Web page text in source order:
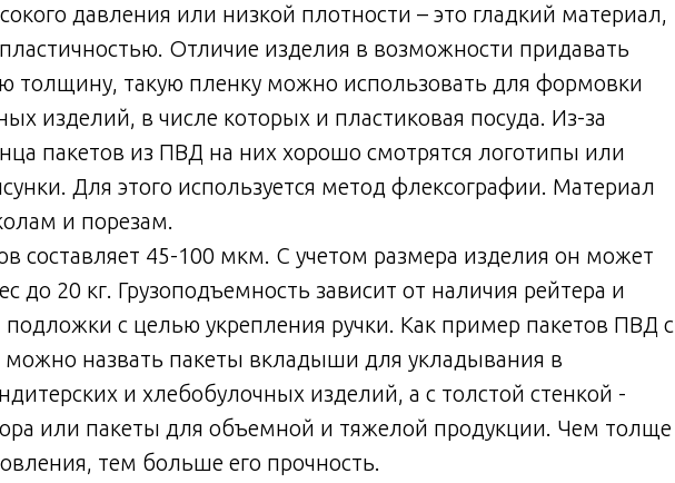
давления или низкой плотности – это гладкий материал,
Отличие изделия в возможности придавать
толщину, такую пленку можно использовать для формовки
изделий, в числе которых и пластиковая посуда. Из-за
пакетов из ПВД на них хорошо смотрятся логотипы или
Для этого используется метод флексографии. Материал
и порезам.
составляет 45-100 мкм. С учетом размера изделия он может
до 20 кг. Грузоподъемность зависит от наличия рейтера и
подложки с целью укрепления ручки. Как пример пакетов ПВД с
можно назвать пакеты вкладыши для укладывания в
и хлебобулочных изделий, а с толстой стенкой -
или пакеты для объемной и тяжелой продукции. Чем толще
тем больше его прочность.